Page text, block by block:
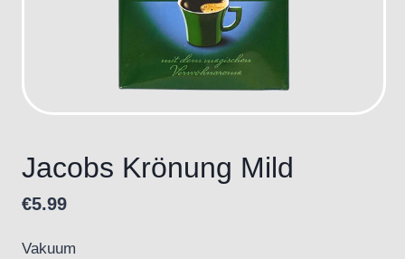
Jacobs Krönung Mild
€5.99
Vakuum